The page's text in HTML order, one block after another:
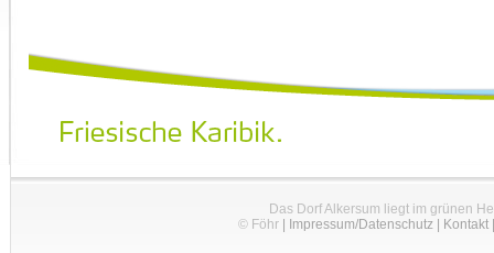
Das Dorf Alkersum liegt im grünen
© Föhr| Impressum/Datenschutz| Kontakt